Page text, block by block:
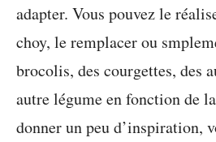
adapter. Vous pouvez le
choy, le remplacer ou
brocolis, des courgettes, des
autre légume en fonction de
donner un peu d’inspiration,